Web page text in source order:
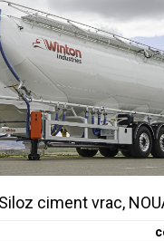
ciment vrac,